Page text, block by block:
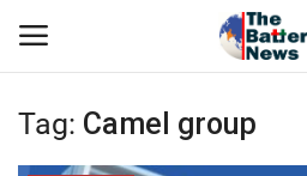
Login Register
Tag: Camel group